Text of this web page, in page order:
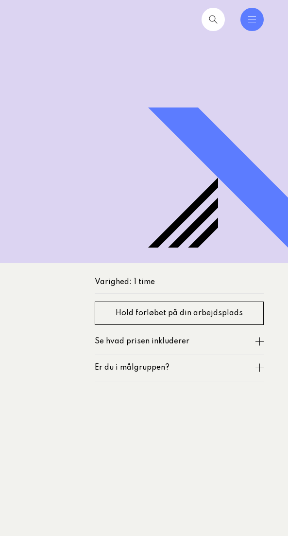
Varighed: 1 time
Hold forløbet på din arbejdsplads
Se hvad prisen inkluderer
Er du i målgruppen?
refleksion lettere at få ind i hverdagen
Fra valgkamp til hverdag for nyvalgte